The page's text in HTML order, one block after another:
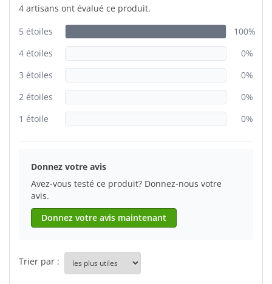
4 artisans ont évalué ce produit.
5 étoiles
100%
4 étoiles
0%
3 étoiles
0%
2 étoiles
0%
1 étoile
0%
Donnez votre avis
Avez-vous testé ce produit? Donnez-nous votre
avis.
Donnez votre avis maintenant
Trier par :